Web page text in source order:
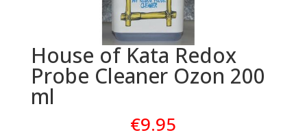
House of Kata Redox
Probe Cleaner Ozon 200
ml
€9.95